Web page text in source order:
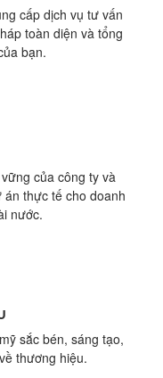
cấp dịch vụ tư vấn
toàn diện và tổng
bạn.​
của công ty và
thực tế cho doanh
nước.
sắc bén, sáng tạo,
thương hiệu​.